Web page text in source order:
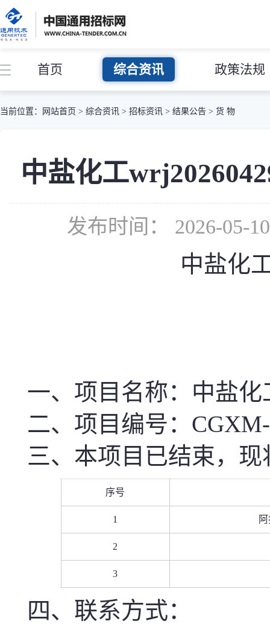
首页 综合资讯 政策法规
当前位置： 网站首页 > 综合资讯 > 招标资讯 > 结果公告 > 货 物
中盐化工
发布时间： 2026-05-
中盐化
一、项目名称：中盐
二、项目编号：
三、本项目已结束，
序号
1
2
3
四、联系方式：